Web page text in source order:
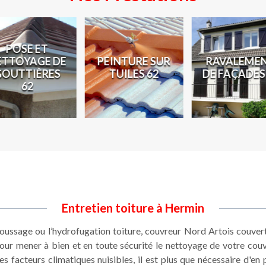
POSE ET
DE
62
PEINTURE SUR
TUILES 62
DE
Entretien toiture à Hermin
ou l’hydrofugation toiture, couvreur Nord Artois
mener à bien et en toute sécurité le nettoyage de votre
facteurs climatiques nuisibles, il est plus que nécessaire